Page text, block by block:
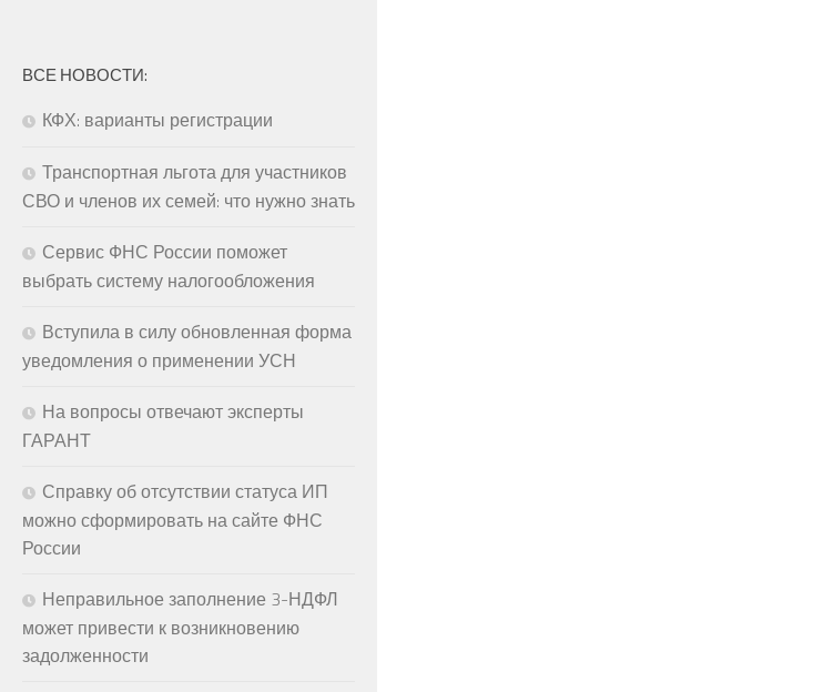
ВСЕ НОВОСТИ:
КФХ: варианты регистрации
Транспортная льгота для участников
СВО и членов их семей: что нужно знать
Сервис ФНС России поможет
выбрать систему налогообложения
Вступила в силу обновленная форма
уведомления о применении УСН
На вопросы отвечают эксперты
ГАРАНТ
Справку об отсутствии статуса ИП
можно сформировать на сайте ФНС
России
Неправильное заполнение 3-НДФЛ
может привести к возникновению
задолженности